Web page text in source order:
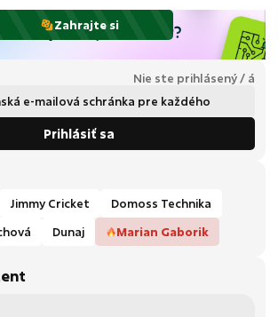
Zahrajte si
Nie ste prihlásený / á
e-mailová schránka pre každého
Prihlásiť sa
Jimmy Cricket
Domoss Technika
Dunaj Marian Gaborik